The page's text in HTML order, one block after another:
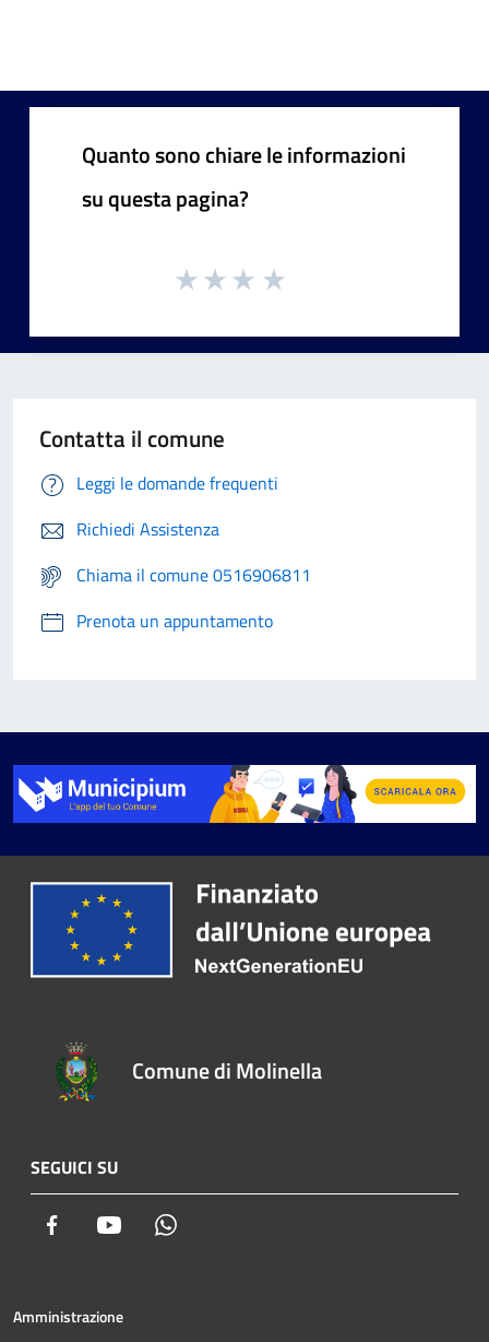
Quanto sono chiare le informazioni
su questa pagina?
Contatta il comune
Leggi le domande frequenti
Richiedi Assistenza
Chiama il comune 0516906811
Prenota un appuntamento
Comune di Molinella
SEGUICI SU
Facebook Youtube
Amministrazione